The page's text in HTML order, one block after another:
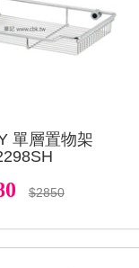
單層置物架
$2850